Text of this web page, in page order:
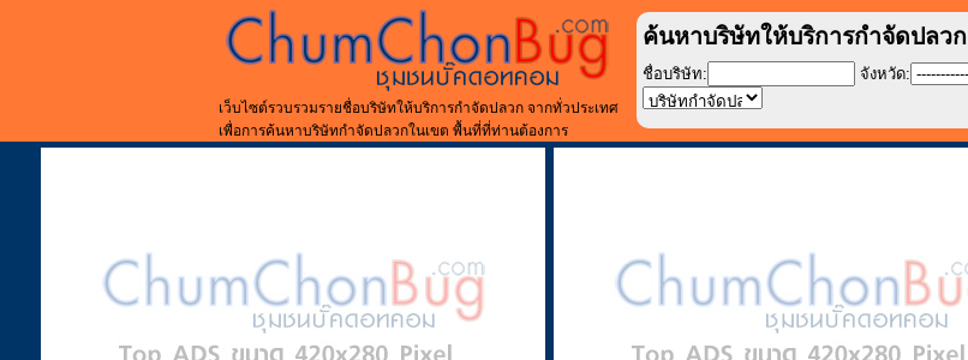
เว็บไซต์รวบรวมรายชื่อบริษัทให้บริการกำจัดปลวก จากทั่วประเทศ
เพื่อการค้นหาบริษัทกำจัดปลวกในเขต พื้นที่ที่ท่านต้องการ
ค้นหาบริษัทให้บริการกำจัดปลวก
ชื่อบริษัท: จังหวัด: